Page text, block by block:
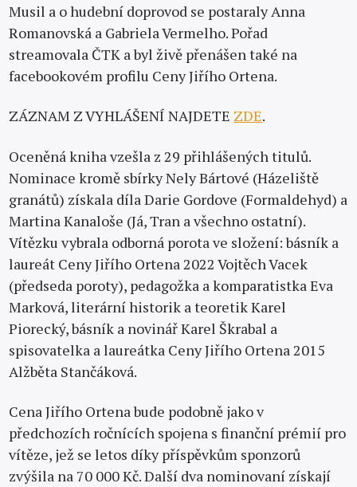
Musil a o hudební doprovod se postaraly Anna
Romanovská a Gabriela Vermelho. Pořad
streamovala ČTK a byl živě přenášen také na
facebookovém profilu Ceny Jiřího Ortena.
ZÁZNAM Z VYHLÁŠENÍ NAJDETE ZDE.
Oceněná kniha vzešla z 29 přihlášených titulů.
Nominace kromě sbírky Nely Bártové (Házeliště
granátů) získala díla Darie Gordove (Formaldehyd) a
Martina Kanaloše (Já, Tran a všechno ostatní).
Vítězku vybrala odborná porota ve složení: básník a
laureát Ceny Jiřího Ortena 2022 Vojtěch Vacek
(předseda poroty), pedagožka a komparatistka Eva
Marková, literární historik a teoretik Karel
Piorecký, básník a novinář Karel Škrabal a
spisovatelka a laureátka Ceny Jiřího Ortena 2015
Alžběta Stančáková.
Cena Jiřího Ortena bude podobně jako v
předchozích ročnících spojena s finanční prémií pro
vítěze, jež se letos díky příspěvkům sponzorů
zvýšila na 70 000 Kč. Další dva nominovaní získají